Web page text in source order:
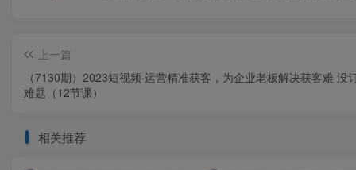
上一篇
（7130期）2023短视频·运营精准获客，为企业老板解决获客难 没
难题（12节课）
相关推荐